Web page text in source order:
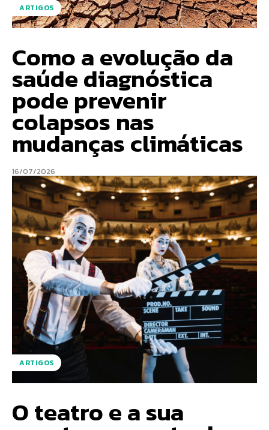
ARTIGOS
Como a evolução da
saúde diagnóstica
pode prevenir
colapsos nas
mudanças climáticas
16/07/2026
ARTIGOS
O teatro e a sua